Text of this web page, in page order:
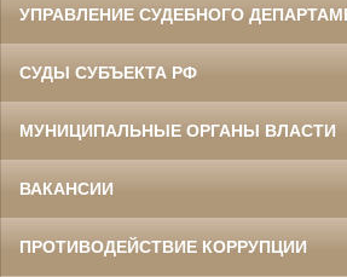
УПРАВЛЕНИЕ СУДЕБНОГО
СУДЫ СУБЪЕКТА РФ
МУНИЦИПАЛЬНЫЕ ОРГАНЫ ВЛАСТИ
ВАКАНСИИ
ПРОТИВОДЕЙСТВИЕ КОРРУПЦИИ